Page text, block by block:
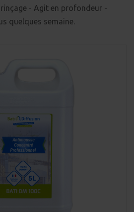
- Agit en profondeur -
quelques semaine.